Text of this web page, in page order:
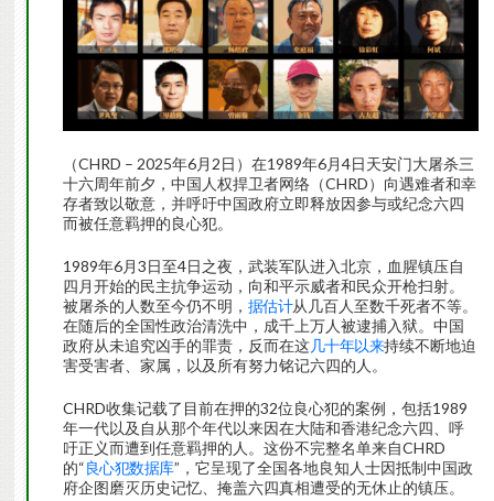
（CHRD – 2025年6月2日）在1989年6月4日天安门大屠杀三
十六周年前夕，中国人权捍卫者网络（CHRD）向遇难者和幸
存者致以敬意，并呼吁中国政府立即释放因参与或纪念六四
而被任意羁押的良心犯。
1989年6月3日至4日之夜，武装军队进入北京，血腥镇压自
四月开始的民主抗争运动，向和平示威者和民众开枪扫射。
被屠杀的人数至今仍不明， 据估计从几百人至数千死者不等。
在随后的全国性政治清洗中，成千上万人被逮捕入狱。中国
政府从未追究凶手的罪责，反而在这几十年以来持续不断地迫
害受害者、家属，以及所有努力铭记六四的人。
CHRD收集记载了目前在押的32位良心犯的案例，包括1989
年一代以及自从那个年代以来因在大陆和香港纪念六四、呼
吁正义而遭到任意羁押的人。这份不完整名单来自CHRD
的“良心犯数据库”，它呈现了全国各地良知人士因抵制中国政
府企图磨灭历史记忆、掩盖六四真相遭受的无休止的镇压。